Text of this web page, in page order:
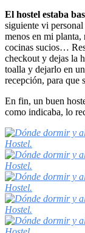
El hostel estaba
siguiente vi
menos en mi planta,
cocinas sucios…
checkout y dejas la
toalla y dejarlo en
recepción, para que
En fin, un buen
como indicaba, lo